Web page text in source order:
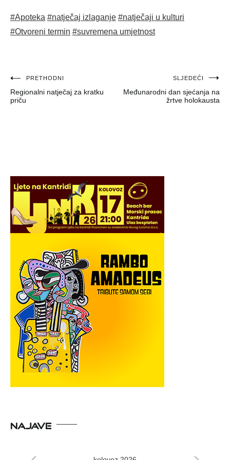
#Apoteka #natječaj izlaganje #natječaji u kulturi
#Otvoreni termin #suvremena umjetnost
Navigacija
objava
PRETHODNI
Regionalni natječaj za kratku
priču
SLJEDEĆI
Međunarodni dan sjećanja na
žrtve holokausta
NAJAVE